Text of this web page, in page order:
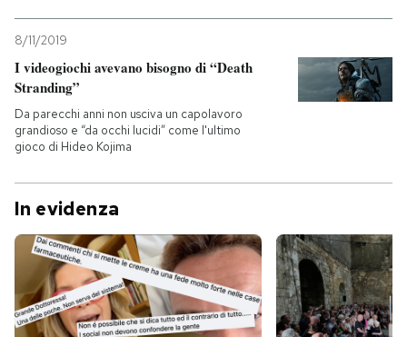
8/11/2019
I videogiochi avevano bisogno di “Death
Stranding”
Da parecchi anni non usciva un capolavoro
grandioso e “da occhi lucidi” come l'ultimo
gioco di Hideo Kojima
In evidenza